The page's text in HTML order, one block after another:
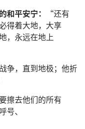
的和平安宁： “还有
得着大地， 大享
， 永远在地 上
战争， 直到地极； 他折
擦去他们的所有
呼号、